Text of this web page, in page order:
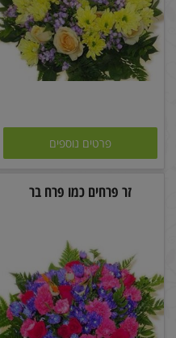
פרטים נוספים
זר פרחים כמו פרח בר